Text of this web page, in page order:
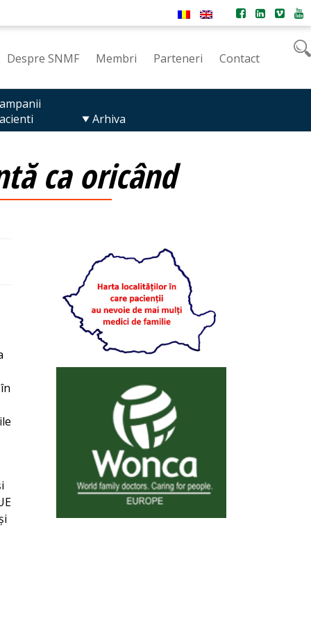
Despre SNMF Membri Parteneri Contact
Arhiva
ca oricând